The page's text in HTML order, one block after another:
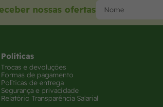
nossas ofertas
Políticas
Trocas e devoluções
Formas de pagamento
Políticas de entrega
Segurança e privacidade
Relatório Transparência Salarial